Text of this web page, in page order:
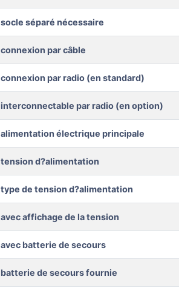
socle séparé nécessaire
connexion par câble
connexion par radio (en standard)
interconnectable par radio (en option)
alimentation électrique principale
tension d?alimentation
type de tension d?alimentation
avec affichage de la tension
avec batterie de secours
batterie de secours fournie